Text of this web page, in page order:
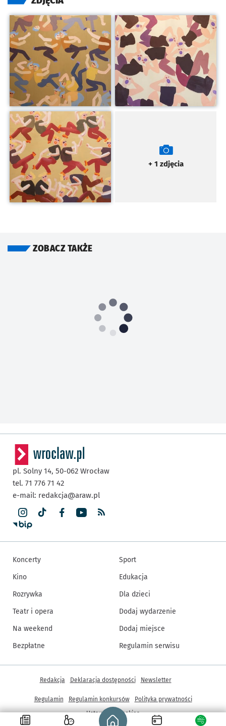
Kliknij, aby powiększyć Kliknij, aby powiększyć
Kliknij, aby powiększyć
+ 1 zdjęcia
ZOBACZ TAKŻE
Strona główna - wroclaw.pl
pl. Solny 14, 50-062 Wrocław
tel. 71 776 71 42
e-mail: redakcja@araw.pl
Koncerty
Kino
Rozrywka
Teatr i opera
Na weekend
Bezpłatne
Sport
Edukacja
Dla dzieci
Dodaj wydarzenie
Dodaj miejsce
Regulamin serwisu
Inne informacje
Redakcja Deklaracja dostępności Newsletter
Regulamin Regulamin konkursów
Polityka prywatności
Ustawienia cookies